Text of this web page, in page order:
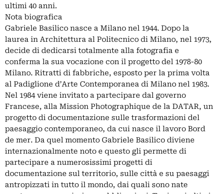
ultimi 40 anni.
Nota biografica
Gabriele Basilico nasce a Milano nel 1944. Dopo la
laurea in Architettura al Politecnico di Milano, nel 1973,
decide di dedicarsi totalmente alla fotografia e
conferma la sua vocazione con il progetto del 1978-80
Milano. Ritratti di fabbriche, esposto per la prima volta
al Padiglione d’Arte Contemporanea di Milano nel 1983.
Nel 1984 viene invitato a partecipare dal governo
Francese, alla Mission Photographique de la DATAR, un
progetto di documentazione sulle trasformazioni del
paesaggio contemporaneo, da cui nasce il lavoro Bord
de mer. Da quel momento Gabriele Basilico diviene
internazionalmente noto e questo gli permette di
partecipare a numerosissimi progetti di
documentazione sul territorio, sulle città e su paesaggi
antropizzati in tutto il mondo, dai quali sono nate